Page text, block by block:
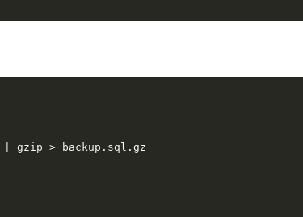
| gzip > backup.sql.gz